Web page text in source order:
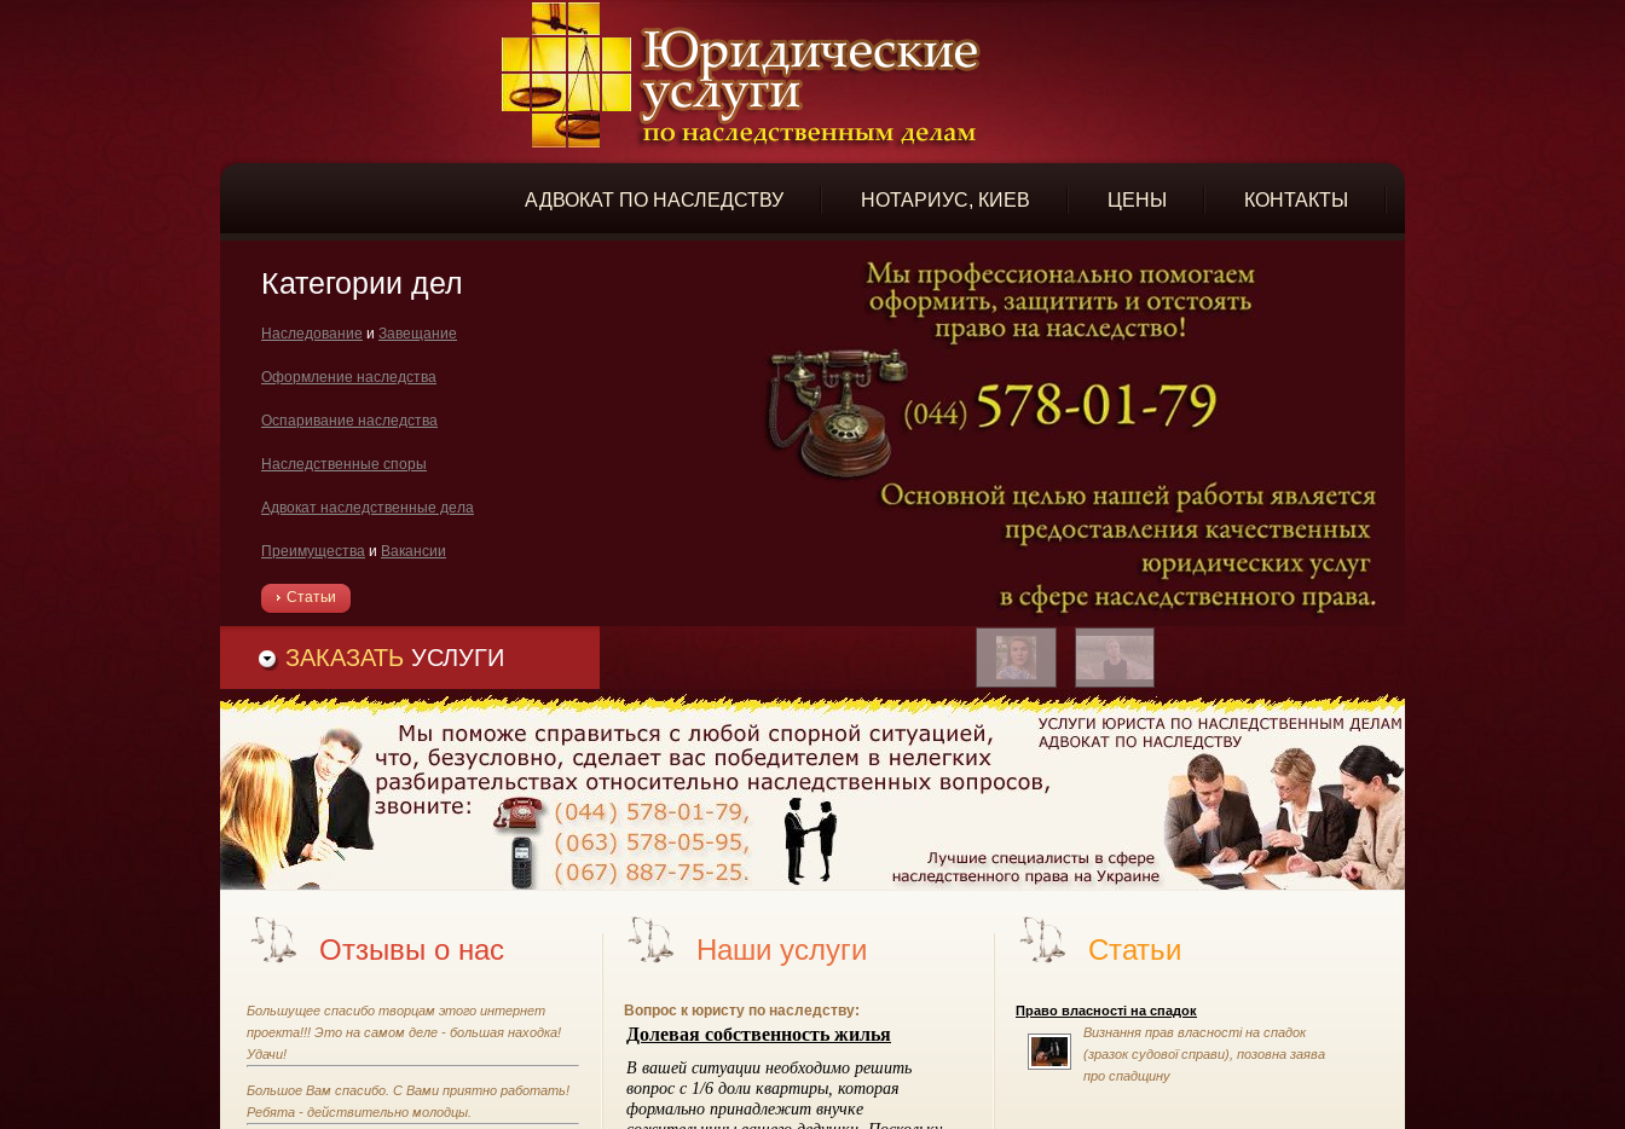
АДВОКАТ ПО НАСЛЕДСТВУ НОТАРИУС, КИЕВ ЦЕНЫ КОНТАКТЫ
Категории дел
Наследование и Завещание
Оформление наследства
Оспаривание наследства
Наследственные споры
Адвокат наследственные дела
Преимущества и Вакансии
Статьи
ЗАКАЗАТЬ УСЛУГИ
Отзывы о нас
Большущее спасибо творцам этого интернет
проекта!!! Это на самом деле - большая находка!
Удачи!
Большое Вам спасибо. С Вами приятно работать!
Ребята - действительно молодцы.
Наши услуги
Вопрос к юристу по наследству:
Статьи
Право власності на спадок
Визнання прав власності на спадок
(зразок судової справи), позовна заява
про спадщину